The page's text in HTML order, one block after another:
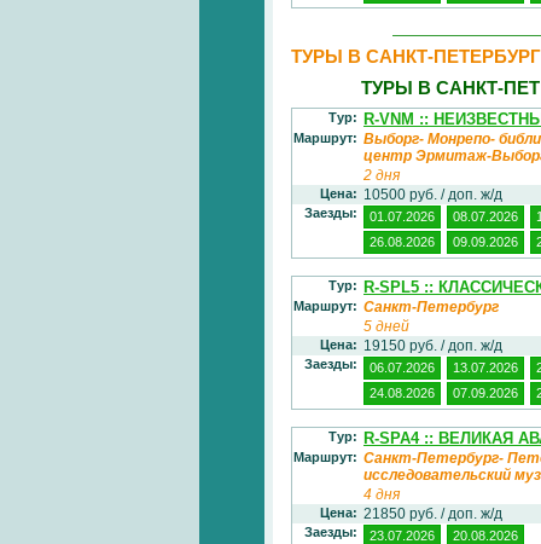
ТУРЫ В САНКТ-ПЕТЕРБУРГ
ТУРЫ В САНКТ-
Тур: R-VNM ::
Маршрут: Выборг- Монрепо-
центр Эрмитаж-
2 дня
Цена: 10500 руб. / доп. ж/д
Заезды: 01.07.2026 08.07.2026
26.08.2026
09.09.2026
Тур: R-SPL5 ::
Маршрут: Санкт-Петербург
5 дней
Цена: 19150 руб. / доп. ж/д
Заезды: 06.07.2026 13.07.2026
24.08.2026
07.09.2026
Тур: R-SPA4 :: ВЕЛИКАЯ
Маршрут: Санкт-Петербург-
исследовательский
4 дня
Цена: 21850 руб. / доп. ж/д
Заезды: 23.07.2026 20.08.2026